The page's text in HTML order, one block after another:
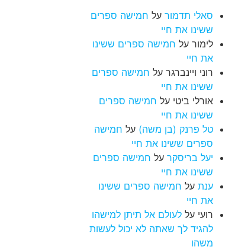
סאלי תדמור על חמישה ספרים
ששינו את חיי
לימור על חמישה ספרים ששינו
את חיי
רוני ויינברגר על חמישה ספרים
ששינו את חיי
אורלי ביטי על חמישה ספרים
ששינו את חיי
טל פרנק (בן משה) על חמישה
ספרים ששינו את חיי
יעל בריסקר על חמישה ספרים
ששינו את חיי
ענת על חמישה ספרים ששינו
את חיי
רועי עללעולם אל תיתן למישהו
להגיד לך שאתה לא יכול לעשות
משהו